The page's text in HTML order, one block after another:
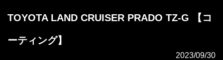
TOYOTA LAND CRUISER PRADO TZ-G 【コ
ーティング】
2023/09/30